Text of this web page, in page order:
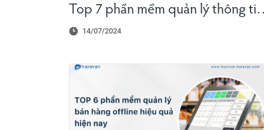
Top 7 phần mềm quản lý thông tin
hiệu quả nhất hiện nay
14/07/2024